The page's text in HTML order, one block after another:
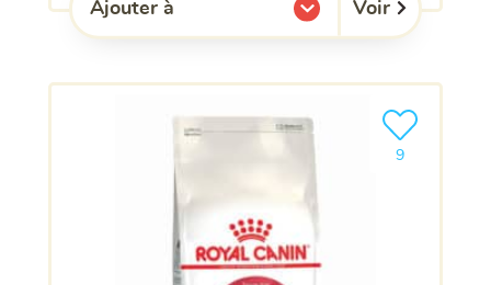
Ajouter à
l'une de mes listes. Voir
9
Ajouter le